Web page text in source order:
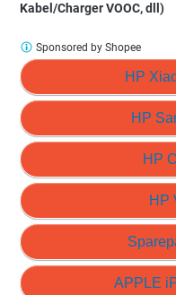
Kabel/Charger VOOC, dll)
HP
HP
HP
HP
APPLE
Sponsored by Shopee